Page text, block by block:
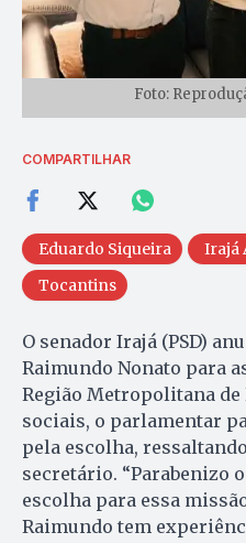
Foto:
COMPARTILHAR
Eduardo Siqueira Irajá
Tocantins
O senador Irajá (PSD)
Raimundo Nonato para
Região Metropolitana de
sociais, o parlamentar
pela escolha,
secretário. “Parabenizo
escolha para essa
Raimundo tem